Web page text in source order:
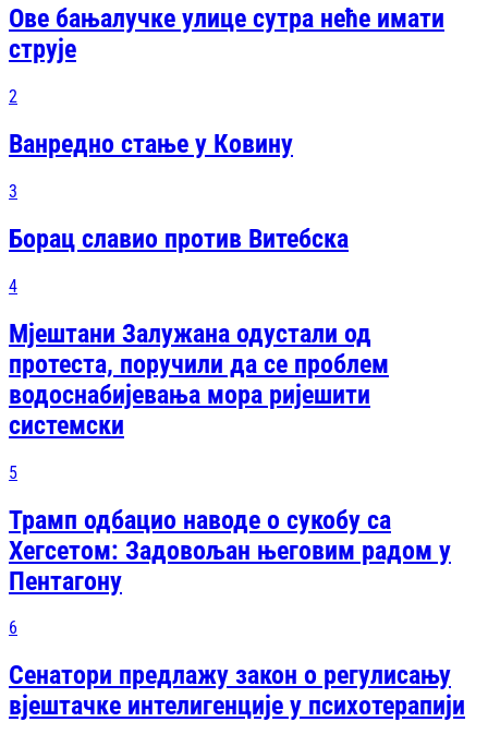
Ове бањалучке улице сутра неће имати
струје
2
Ванредно стање у Ковину
3
Борац славио против Витебска
4
Мјештани Залужана одустали од
протеста, поручили да се проблем
водоснабијевања мора ријешити
системски
5
Трамп одбацио наводе о сукобу са
Хегсетом: Задовољан његовим радом у
Пентагону
6
Сенатори предлажу закон о регулисању
вјештачке интелигенције у психотерапији